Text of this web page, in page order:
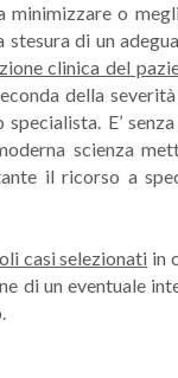
o
di un
clinica del
della
E’
scienza
il ricorso a
casi selezionati in
di un eventuale